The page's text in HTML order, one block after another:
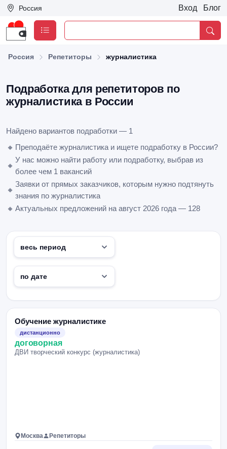
Россия Вход Блог
Россия Репетиторы журналистика
Подработка для репетиторов по
журналистика в России
Найдено вариантов подработки — 1
🔸 Преподаёте журналистика и ищете подработку в России?
🔸
У нас можно найти работу или подработку, выбрав из
более чем 1 вакансий
🔸
Заявки от прямых заказчиков, которым нужно подтянуть
знания по журналистика
🔸 Актуальных предложений на август 2026 года — 128
Обучение журналистике
дистанционно
договорная
ДВИ творческий конкурс (журналистика)
Москва Репетиторы